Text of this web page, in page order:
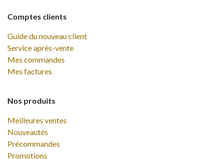
Comptes clients
Guide du nouveau client
Service après-vente
Mes commandes
Mes factures
Nos produits
Meilleures ventes
Nouveautés
Précommandes
Promotions